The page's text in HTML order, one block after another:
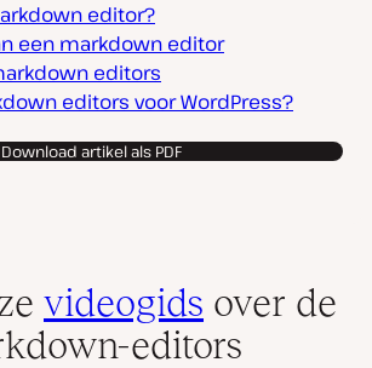
editor?
een markdown editor
editors
editors voor WordPress?
Download artikel als PDF
videogids over de
editors